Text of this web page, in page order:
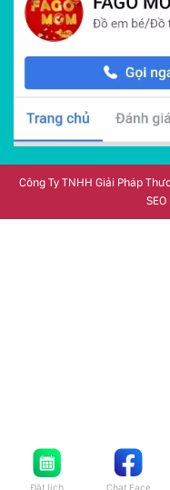
Công Ty TNHH Giải Pháp
SEO